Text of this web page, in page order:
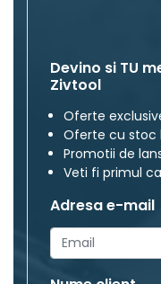
Devino si TU
Zivtool
Oferte
Oferte cu stoc
Promotii de
Veti fi primul
Adresa e-mail